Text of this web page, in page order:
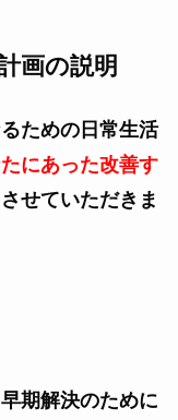
画の説明
ための日常生活
にあった改善す
せていただきま
期解決のために